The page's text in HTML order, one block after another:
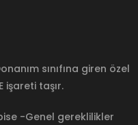
sınıfına giren özel
işareti taşır.
-Genel gereklilikler